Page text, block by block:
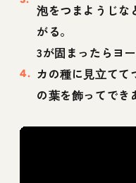
泡をつまようじな
がる。
3が固まったらヨ
カの種に見立てて
の葉を飾ってでき